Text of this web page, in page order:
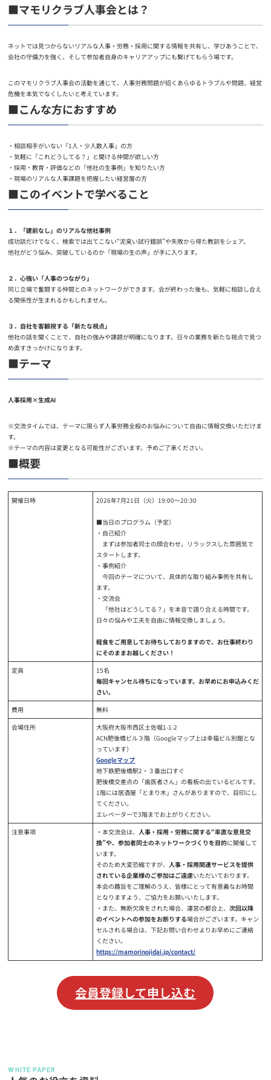
■マモリクラブ人事会とは？
ネットでは見つからないリアルな人事・労務・採用に関する情報を共有し、学びあうことで、
会社の守備力を強く、そして参加者自身のキャリアアップにも繋げてもらう場です。
このマモリクラブ人事会の活動を通じて、人事労務問題が招くあらゆるトラブルや問題、経営
危機を本気でなくしたいと考えています。
■こんな方におすすめ
・相談相手がいない「1人・少人数人事」の方
・気軽に「これどうしてる？」と聞ける仲間が欲しい方
・採用・教育・評価などの「他社の生事例」を知りたい方
・現場のリアルな人事課題を把握したい経営層の方
■このイベントで学べること
１．「建前なし」のリアルな他社事例
成功談だけでなく、検索では出てこない“泥臭い試行錯誤”や失敗から得た教訓をシェア。
他社がどう悩み、突破しているのか「現場の生の声」が手に入ります。
２．心強い「人事のつながり」
同じ立場で奮闘する仲間とのネットワークができます。会が終わった後も、気軽に相談し合え
る関係性が生まれるかもしれません。
３．自社を客観視する「新たな視点」
他社の話を聞くことで、自社の強みや課題が明確になります。日々の業務を新たな視点で見つ
め直すきっかけになります。
■テーマ
人事採用×生成AI
※交流タイムでは、テーマに限らず人事労務全般のお悩みについて自由に情報交換いただけま
す。
※テーマの内容は変更となる可能性がございます。予めご了承ください。
■概要
開催日時 2026年7月21日（火）19:00～20:30
■当日のプログラム（予定）
・自己紹介
まずは参加者同士の顔合わせ。リラックスした雰囲気で
スタートします。
・事例紹介
今回のテーマについて、具体的な取り組み事例を共有し
ます。
・交流会
「他社はどうしてる？」を本音で語り合える時間です。
日々の悩みや工夫を自由に情報交換しましょう。
軽食をご用意してお待ちしておりますので、お仕事終わり
にそのままお越しください！
定員
15名
毎回キャンセル待ちになっています。お早めにお申込みくだ
さい。
費用
無料
会場住所
大阪府大阪市西区土佐堀1-1-2
ACN肥後橋ビル３階（Googleマップ上は幸福ビル別館とな
っています）
Googleマップ
地下鉄肥後橋駅2・３番出口すぐ
肥後橋交差点の「歯医者さん」の看板の出ているビルです。
1階には居酒屋「とまり木」さんがありますので、目印にし
てください。
エレベーターで3階までお上がりください。
注意事項
・本交流会は、 人事・採用・労務に関する“率直な意見交
換”や、参加者同士のネットワークづくりを目的に開催して
います。
そのため大変恐縮ですが、 人事・採用関連サービスを提供
されている企業様のご参加はご遠慮いただいております。
本会の趣旨をご理解のうえ、皆様にとって有意義なお時間
となりますよう、ご協力をお願いいたします。
・また、無断欠席をされた場合、運営の都合上、次回以降
のイベントへの参加をお断りする場合がございます。キャン
セルされる場合は、下記お問い合わせよりお早めにご連絡
ください。
https://mamorinojidai.jp/contact/
会員登録して申し込む
WHITE PAPER